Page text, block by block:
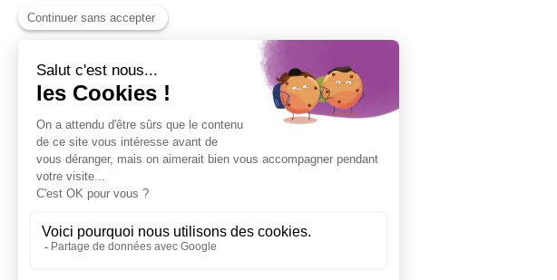
pratiques
desservent le quartier, reliant les
économiques parisiens
Nombreuses stations Vélib’ et trottinettespour des déplacements rapides et
écologiques.
Accès routier : Une connexion facilitée
Périphérique Sud et Està proximité immédiate pour un accès rapide aux zones
d’affaires de Paris et d’Île-de-France.
Connexion directe aux
Un emplacement idéal pour les entreprises en quête d’innovation et de
connectivité !